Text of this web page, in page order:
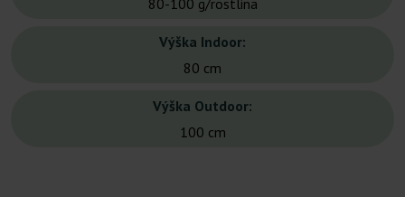
80-100 g/rostlina
Výška Indoor:
80 cm
Výška Outdoor:
100 cm